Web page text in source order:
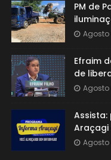
PM de
Agosto
Efraim
de
Agosto
Araçagi
Agosto